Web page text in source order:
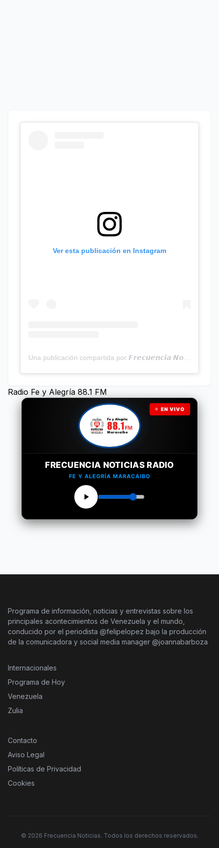
Ver esta publicación en Instagram
Radio Fe y Alegría 88.1 FM
EN VIVO
FRECUENCIA NOTICIAS RADIO
FE Y ALEGRÍA MARACAIBO
Programa de información, noticias y entrevistas sobre los
principales acontecimientos de Venezuela y el mundo,
conducido por el periodista @felipelopez bajo la producción
de la comunicadora y social media manager @joannabarboza
Internacionales
Programa de Hoy
Venezuela
Zulia
Contacto
Aviso Legal
Políticas de Privacidad
Cookies
© 2026 Frecuencia Noticias. Todos los derechos reservados.